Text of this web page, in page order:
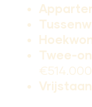
Twee-
€514.000